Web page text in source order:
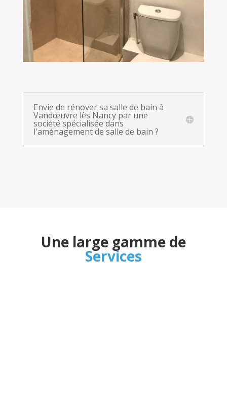
Envie de rénover sa salle de bain à
Vandœuvre lès Nancy par une
société spécialisée dans
l'aménagement de salle de bain ?
Une large gamme de
Services